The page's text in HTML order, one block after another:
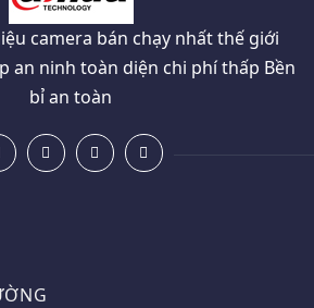
camera bán chạy nhất thế giới
an ninh toàn diện chi phí thấp Bền
bỉ an toàn